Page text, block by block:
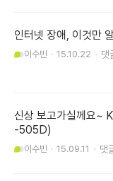
인터넷 장애, 이것만
이수빈 15.10.22
신상 보고가실께요~
-505D)
이수빈 15.09.11